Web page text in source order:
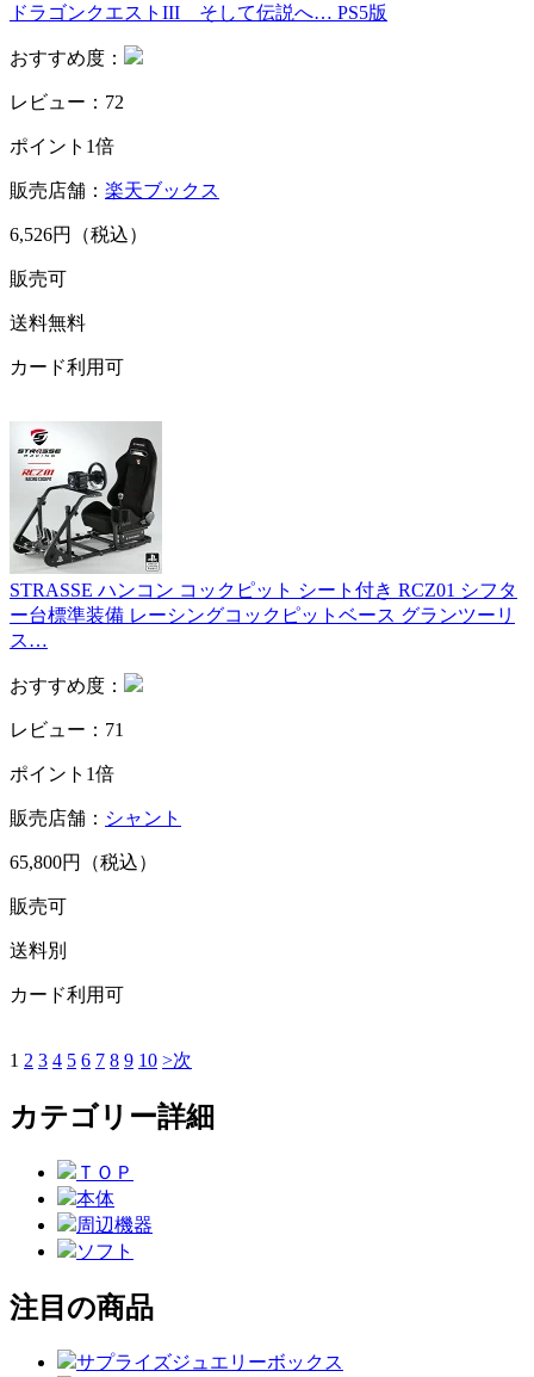
ドラゴンクエストIII そして伝説へ… PS5版
おすすめ度：
レビュー：72
ポイント1倍
販売店舗： 楽天ブックス
6,526円（税込）
販売可
送料無料
カード利用可
STRASSE ハンコン コックピット シート付き RCZ01 シフタ
ー台標準装備 レーシングコックピットベース グランツーリ
ス…
おすすめ度：
レビュー：71
ポイント1倍
販売店舗： シャント
65,800円（税込）
販売可
送料別
カード利用可
1 2 3 4 5 6 7 8 9 10 >次
カテゴリー詳細
ＴＯＰ
本体
周辺機器
ソフト
注目の商品
サプライズジュエリーボックス